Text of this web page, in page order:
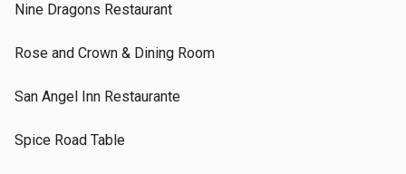
Nine Dragons Restaurant
Rose and Crown & Dining Room
San Angel Inn Restaurante
Spice Road Table